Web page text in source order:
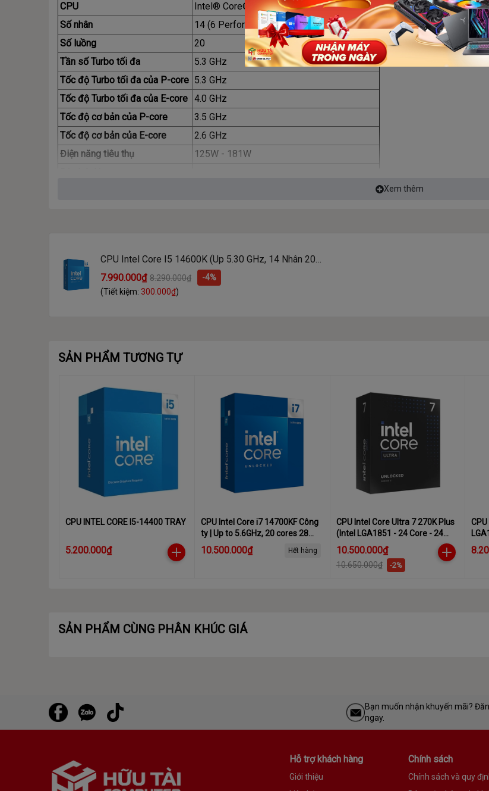
CPU
Intel® Core® i5-14600K (Raptor Lake)
Số nhân
14 (6 Performance-cores/ 8 Efficient-cores)
Số luồng
20
Tần số Turbo tối đa
5.3 GHz
Tốc độ Turbo tối đa của P-core 5.3 GHz
Tốc độ Turbo tối đa của E-core 4.0 GHz
Tốc độ cơ bản của P-core
3.5 GHz
Tốc độ cơ bản của E-core
2.6 GHz
Điện năng tiêu thụ
125W - 181W
Phiên bản PCI Express
5.0 and 4.0
Số lượng PCIe lanes
20
Xem thêm
CPU Intel Core I5 14600K (Up 5.30 GHz, 14 Nhân 20
Luồng, 24MB Cache, Raptor Lake Refresh)
7.990.000₫ 8.290.000₫
-4%
(Tiết kiệm: 300.000₫)
SẢN PHẨM TƯƠNG TỰ
CPU INTEL CORE I5-14400 TRAY
5.200.000₫
CPU Intel Core i7 14700KF Công
ty | Up to 5.6GHz, 20 cores 28
threads
10.500.000₫ Hết hàng
CPU Intel Core Ultra 7 270K Plus
(Intel LGA1851 - 24 Core - 24
Thread - Base 3.2Ghz - Turbo
5.5Ghz - Cache 36MB)
10.500.000₫
10.650.000₫ -2%
SẢN PHẨM CÙNG PHÂN KHÚC GIÁ
Bạn muốn nhận khuyến mãi?
ngay.
Hỗ trợ khách hàng
Giới thiệu
Chính sách
Chính sách và quy